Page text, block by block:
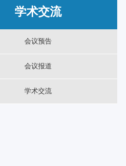
学术交流
会议预告
会议报道
学术交流